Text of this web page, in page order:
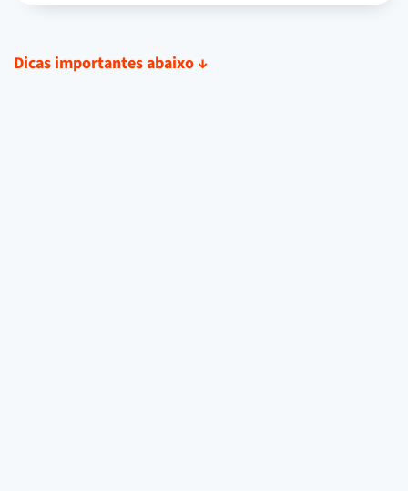
Dicas importantes abaixo ↓